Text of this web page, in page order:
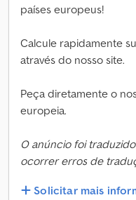
países europeus!
Calcule rapidamente
através do nosso site.
Peça diretamente o
europeia.
O anúncio foi
ocorrer erros de
Solicitar mais